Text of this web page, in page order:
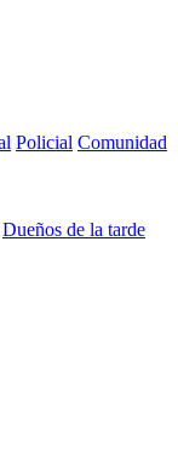
Policial Comunidad
Dueños de la tarde